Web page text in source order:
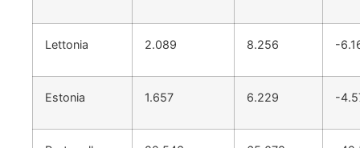
Lettonia 2.089 8.256 -
Estonia 1.657 6.229 -